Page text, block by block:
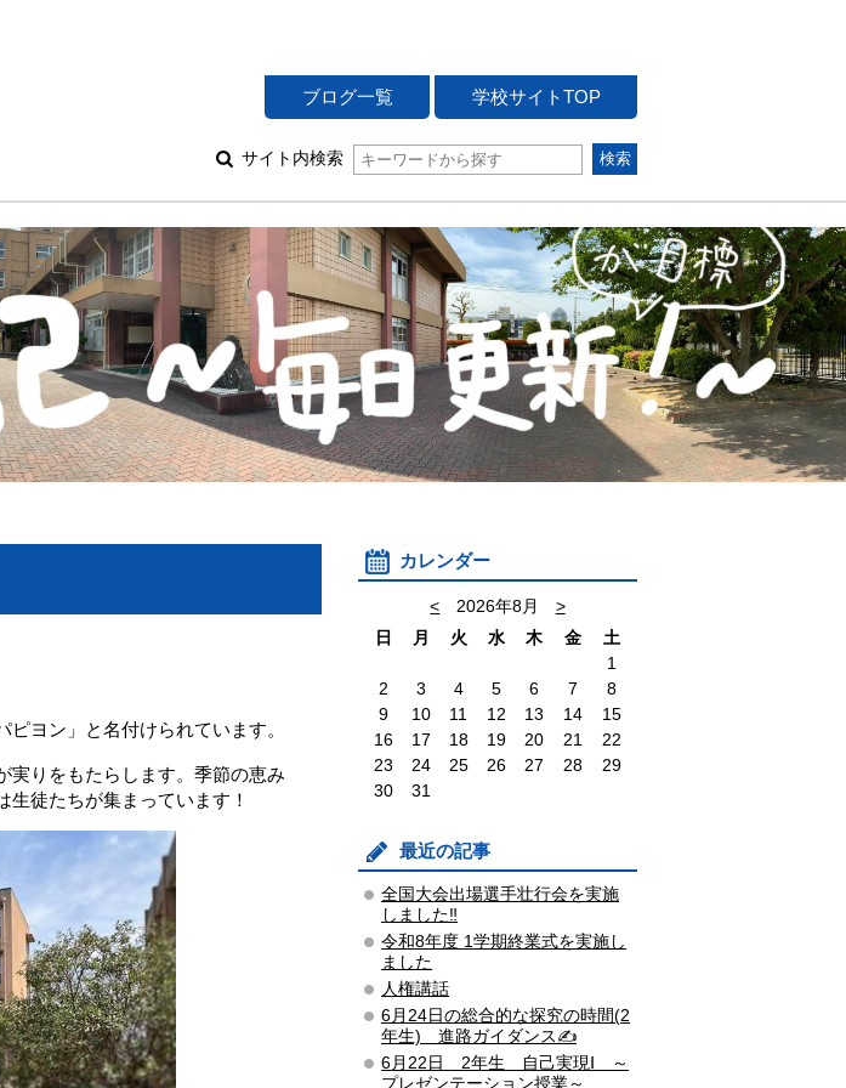
ブログ一覧 学校サイトTOP
サイト内検索
ヨン」と名付けられています。
実りをもたらします。季節の恵み
徒たちが集まっています！
カレンダー
< 2026年8月
>
日
月 火 水 木 金
土
1
2
3 4 5 6 7
8
9
10 11 12 13 14
15
16
17 18 19 20 21
22
23
24 25 26 27 28
29
30
31
最近の記事
全国大会出場選手壮行会を実施
しました‼
令和8年度 1学期終業式を実施し
ました
人権講話
6月24日の総合的な探究の時間(2
年生) 進路ガイダンス✍
6月22日 2年生 自己実現Ⅰ ～
プレゼンテーション授業～